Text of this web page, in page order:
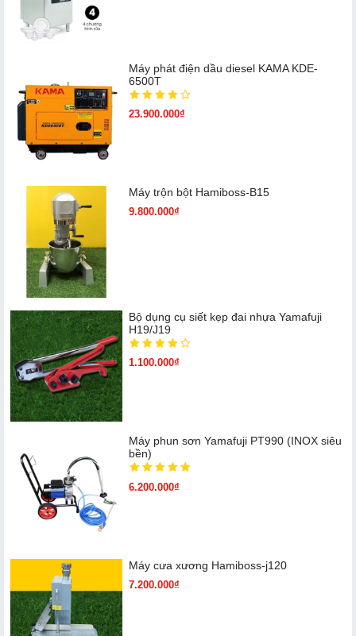
Máy phát điện dầu diesel KAMA KDE-
6500T
23.900.000₫
Máy trộn bột Hamiboss-B15
9.800.000₫
Bộ dụng cụ siết kẹp đai nhựa Yamafuji
H19/J19
1.100.000₫
Máy phun sơn Yamafuji PT990 (INOX siêu
bền)
6.200.000₫
Máy cưa xương Hamiboss-j120
7.200.000₫